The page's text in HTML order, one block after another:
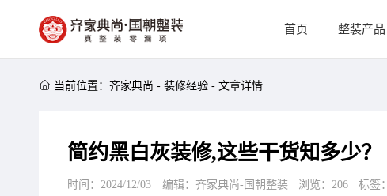
首页 整装产品
 当前位置： 齐家典尚 - 装修经验 -文章详情
简约黑白灰装修,这些干货知多少？
时间：2024/12/03 编辑：齐家典尚-国朝整装 浏览： 206 标签：